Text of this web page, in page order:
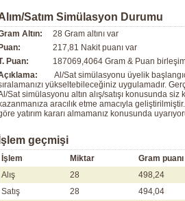
Satım Simülasyon Durumu
Altın:
28 Gram altını var
Puan:
217,81 Nakit puanı var
Puan:
187069,4064 Gram & Puan
Al/Sat simülasyonu üyelik
yükseltebileceğiniz uygulamadır.
Sat simülasyonu altın alış/satışı konusunda
kazanmanıza aracılık etme amacıyla
yatırım kararı almamanız konusunda
İşlem geçmişi
İşlem Miktar Gram puanı
Alış
28 498,24
Satış
28 494,04